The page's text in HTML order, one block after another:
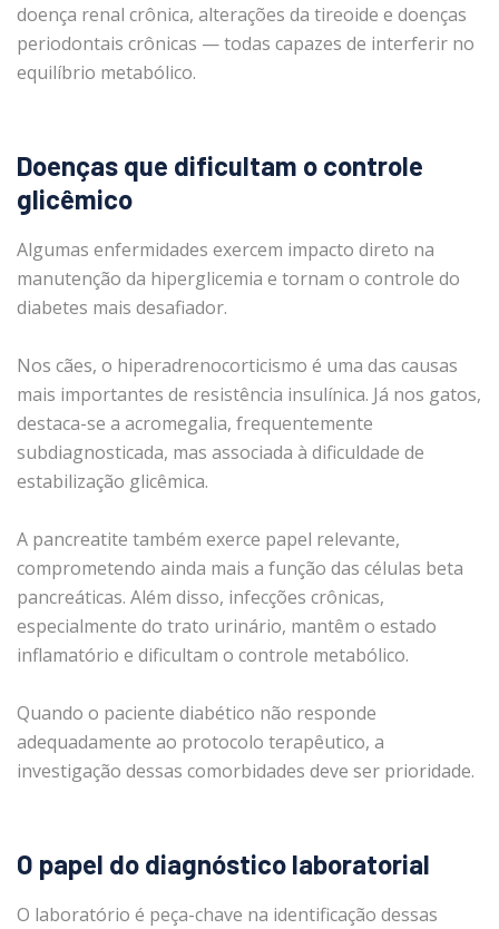
doença renal crônica, alterações da tireoide e doenças
periodontais crônicas — todas capazes de interferir no
equilíbrio metabólico.
Doenças que dificultam o controle
glicêmico
Algumas enfermidades exercem impacto direto na
manutenção da hiperglicemia e tornam o controle do
diabetes mais desafiador.
Nos cães, o hiperadrenocorticismo é uma das causas
mais importantes de resistência insulínica. Já nos gatos,
destaca-se a acromegalia, frequentemente
subdiagnosticada, mas associada à dificuldade de
estabilização glicêmica.
A pancreatite também exerce papel relevante,
comprometendo ainda mais a função das células beta
pancreáticas. Além disso, infecções crônicas,
especialmente do trato urinário, mantêm o estado
inflamatório e dificultam o controle metabólico.
Quando o paciente diabético não responde
adequadamente ao protocolo terapêutico, a
investigação dessas comorbidades deve ser prioridade.
O papel do diagnóstico laboratorial
O laboratório é peça-chave na identificação dessas